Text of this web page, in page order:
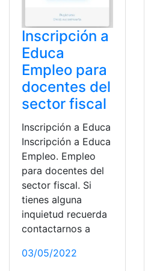
Inscripción a
Educa
Empleo para
docentes del
sector fiscal
Inscripción a Educa
Inscripción a Educa
Empleo. Empleo
para docentes del
sector fiscal. Si
tienes alguna
inquietud recuerda
contactarnos a
03/05/2022